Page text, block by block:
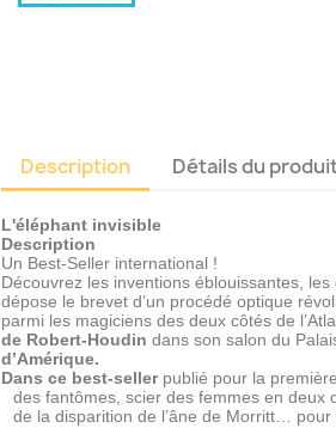
Description Détails du
L'éléphant invisible
Description
Un Best-Seller international !
Découvrez les inventions éblouissantes,
dépose le brevet d’un procédé optique
parmi les magiciens des deux côtés de
de Robert-Houdin dans son salon du
d’Amérique.
Dans ce best-sellerpublié pour la
des fantômes, scier des femmes en deux
de la disparition de l’âne de Morritt… pour